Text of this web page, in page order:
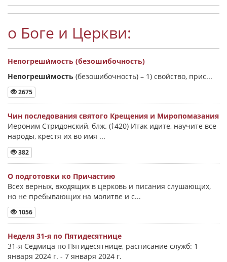
о Боге и Церкви:
Непогреши́мость (безошибочность)
Непогреши́мость (безошибочность) – 1) свойство, прис...
2675
Чин последования святого Крещения и Миропомазания
Иероним Стридонский, блж. (†420) Итак идите, научите все
народы, крестя их во имя ...
382
О подготовки ко Причастию
Всех верных, входящих в церковь и писания слушающих,
но не пребывающих на молитве и с...
1056
Неделя 31-я по Пятидесятнице
31-я Седмица по Пятидесятнице, расписание служб: 1
января 2024 г. - 7 января 2024 г.